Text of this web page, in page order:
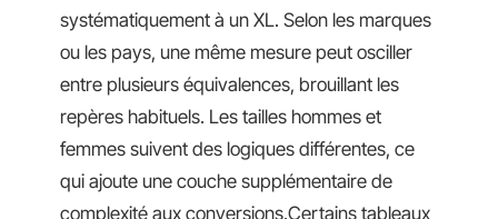
systématiquement à un XL. Selon les marques
ou les pays, une même mesure peut osciller
entre plusieurs équivalences, brouillant les
repères habituels. Les tailles hommes et
femmes suivent des logiques différentes, ce
qui ajoute une couche supplémentaire de
complexité aux conversions.Certains tableaux